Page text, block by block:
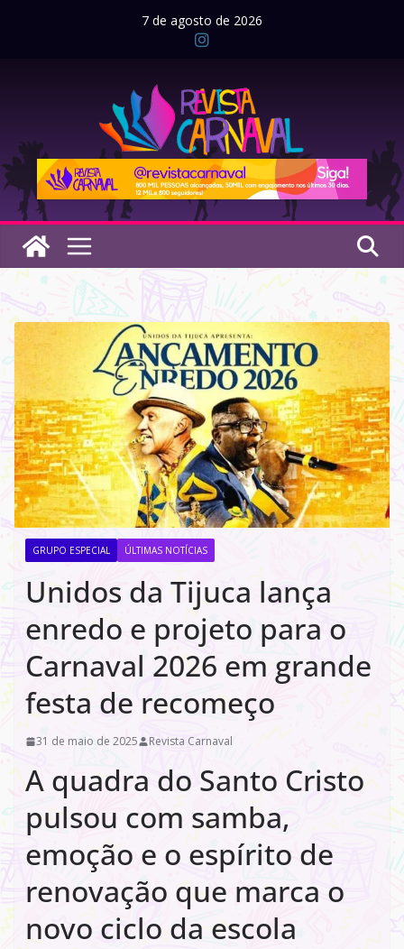
7 de agosto de 2026
GRUPO ESPECIAL ÚLTIMAS NOTÍCIAS
Unidos da Tijuca lança
enredo e projeto para o
Carnaval 2026 em grande
festa de recomeço
31 de maio de 2025 Revista Carnaval
A quadra do Santo Cristo
pulsou com samba,
emoção e o espírito de
renovação que marca o
novo ciclo da escola